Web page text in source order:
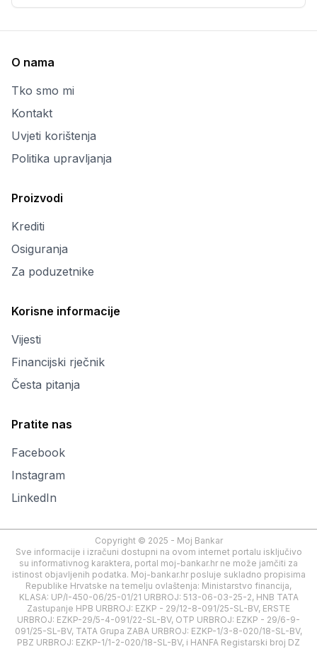
O nama
Tko smo mi
Kontakt
Uvjeti korištenja
Politika upravljanja
Proizvodi
Krediti
Osiguranja
Za poduzetnike
Korisne informacije
Vijesti
Financijski rječnik
Česta pitanja
Pratite nas
Facebook
Instagram
LinkedIn
Copyright © 2025 - Moj Bankar
Sve informacije i izračuni dostupni na ovom internet portalu isključivo
su informativnog karaktera, portal moj-bankar.hr ne može jamčiti za
istinost objavljenih podatka. Moj-bankar.hr posluje sukladno propisima
Republike Hrvatske na temelju ovlaštenja: Ministarstvo financija,
KLASA: UP/I-450-06/25-01/21 URBROJ: 513-06-03-25-2, HNB TATA
Zastupanje HPB URBROJ: EZKP - 29/12-8-091/25-SL-BV, ERSTE
URBROJ: EZKP-29/5-4-091/22-SL-BV, OTP URBROJ: EZKP - 29/6-9-
091/25-SL-BV, TATA Grupa ZABA URBROJ: EZKP-1/3-8-020/18-SL-BV,
PBZ URBROJ: EZKP-1/1-2-020/18-SL-BV, i HANFA Registarski broj DZ